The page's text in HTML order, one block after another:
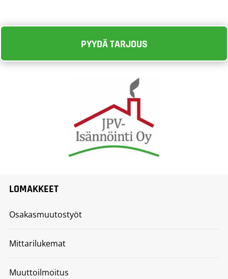
PYYDÄ TARJOUS
LOMAKKEET
Osakasmuutostyöt
Mittarilukemat
Muuttoilmoitus